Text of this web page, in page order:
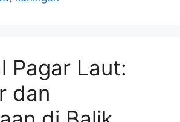
Pagar Laut:
dan